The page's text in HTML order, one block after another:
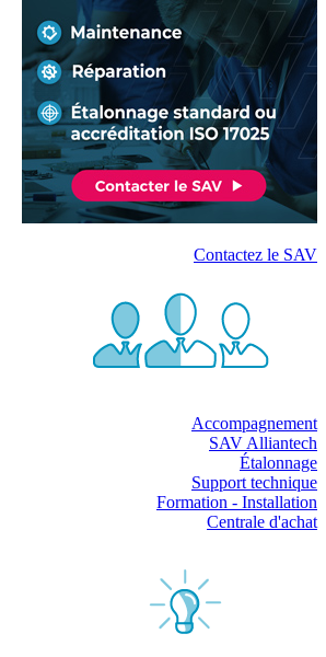
Contactez le SAV
Accompagnement
SAV Alliantech
Étalonnage
Support technique
Formation - Installation
Centrale d'achat